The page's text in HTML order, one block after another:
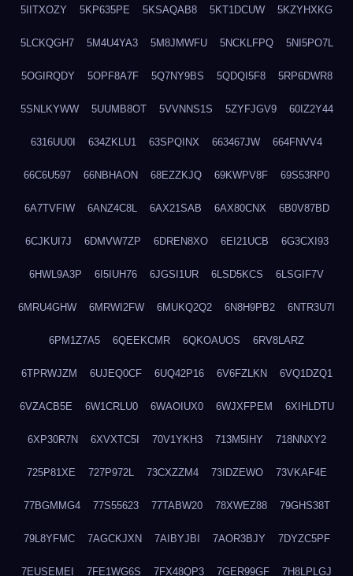
5IITXOZY 5KP635PE 5KSAQAB8 5KT1DCUW 5KZYHXKG
5LCKQGH7 5M4U4YA3 5M8JMWFU 5NCKLFPQ 5NI5PO7L
5OGIRQDY 5OPF8A7F 5Q7NY9BS 5QDQI5F8 5RP6DWR8
5SNLKYWW 5UUMB8OT 5VVNNS1S 5ZYFJGV9 60IZ2Y44
6316UU0I 634ZKLU1 63SPQINX 663467JW 664FNVV4
66C6U597 66NBHAON 68EZZKJQ 69KWPV8F 69S53RP0
6A7TVFIW 6ANZ4C8L 6AX21SAB 6AX80CNX 6B0V87BD
6CJKUI7J 6DMVW7ZP 6DREN8XO 6EI21UCB 6G3CXI93
6HWL9A3P 6I5IUH76 6JGSI1UR 6LSD5KCS 6LSGIF7V
6MRU4GHW 6MRWI2FW 6MUKQ2Q2 6N8H9PB2 6NTR3U7I
6PM1Z7A5 6QEEKCMR 6QKOAUOS 6RV8LARZ
6TPRWJZM 6UJEQ0CF 6UQ42P16 6V6FZLKN 6VQ1DZQ1
6VZACB5E 6W1CRLU0 6WAOIUX0 6WJXFPEM 6XIHLDTU
6XP30R7N 6XVXTC5I 70V1YKH3 713M5IHY 718NNXY2
725P81XE 727P972L 73CXZZM4 73IDZEWO 73VKAF4E
77BGMMG4 77S55623 77TABW20 78XWEZ88 79GHS38T
79L8YFMC 7AGCKJXN 7AIBYJBI 7AOR3BJY 7DYZC5PF
7EUSEMEI 7FE1WG6S 7FX48QP3 7GER99GF 7H8LPLGJ